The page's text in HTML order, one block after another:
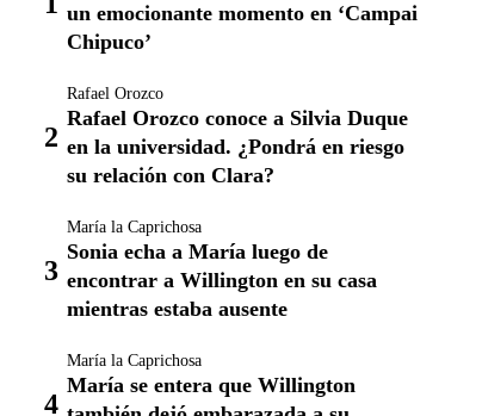
un emocionante momento en ‘Campai
Chipuco’
Rafael Orozco
Rafael Orozco conoce a Silvia Duque
en la universidad. ¿Pondrá en riesgo
su relación con Clara?
María la Caprichosa
Sonia echa a María luego de
encontrar a Willington en su casa
mientras estaba ausente
María la Caprichosa
María se entera que Willington